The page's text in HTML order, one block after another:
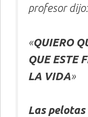
profesor dijo:
«QUIERO
QUE ESTE
LA VIDA»
Las pelotas